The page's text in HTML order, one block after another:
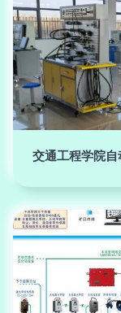
交通工程学院